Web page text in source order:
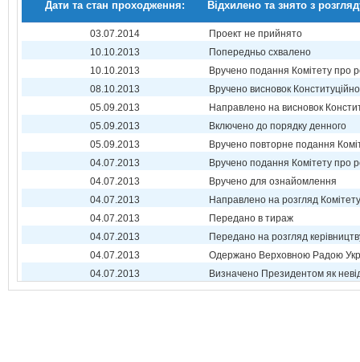
Дати та стан проходження: Відхилено та знято з
03.07.2014
Проект не прийнято
10.10.2013
Попередньо схвалено
10.10.2013
Вручено подання Комітету про
08.10.2013
Вручено висновок
05.09.2013
Направлено на висновок
05.09.2013
Включено до порядку денного
05.09.2013
Вручено повторне подання
04.07.2013
Вручено подання Комітету про
04.07.2013
Вручено для ознайомлення
04.07.2013
Направлено на розгляд Комітету
04.07.2013
Передано в тираж
04.07.2013
Передано на розгляд
04.07.2013
Одержано Верховною Радою
04.07.2013
Визначено Президентом як